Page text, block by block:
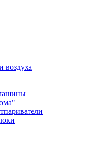
воздуха